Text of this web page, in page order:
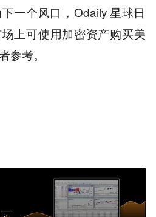
一个风口，Odaily 星球日
上可使用加密资产购买美
参考。